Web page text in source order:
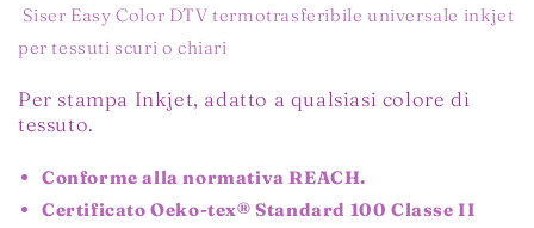
Siser Easy Color DTV termotrasferibile universale inkjet
per tessuti scuri o chiari
Per stampa Inkjet, adatto a qualsiasi colore di
tessuto.
Conforme alla normativa REACH.
Certificato Oeko-tex® Standard 100 Classe II